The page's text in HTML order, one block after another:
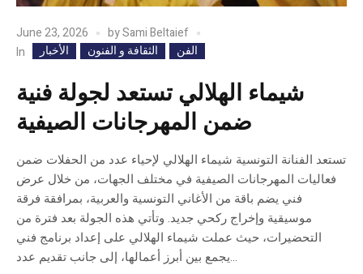
June 23, 2026 bySami Beltaief
In
الأخبار الثقافة و الفنون الفن
شيماء الهلالي تستعد لجولة فنية
ضمن المهرجانات الصيفية
تستعد الفنانة التونسية شيماء الهلالي لإحياء عدد من الحفلات ضمن
فعاليات المهرجانات الصيفية في مختلف الجهات، من خلال عرض
فني يضم باقة من الأغاني التونسية والعربية، بمرافقة فرقة
موسيقية وإخراج ركحي جديد. وتأتي هذه الجولة بعد فترة من
التحضيرات، حيث عملت شيماء الهلالي على إعداد برنامج فني
يجمع بين أبرز أعمالها، إلى جانب تقديم عدد...